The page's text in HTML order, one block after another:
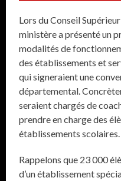
Lors du Conseil
ministère a présenté un
modalités de
des établissements et
qui signeraient une
départemental.
seraient chargés de
prendre en charge des
établissements scolaires.
Rappelons que 23 000
d’un établissement